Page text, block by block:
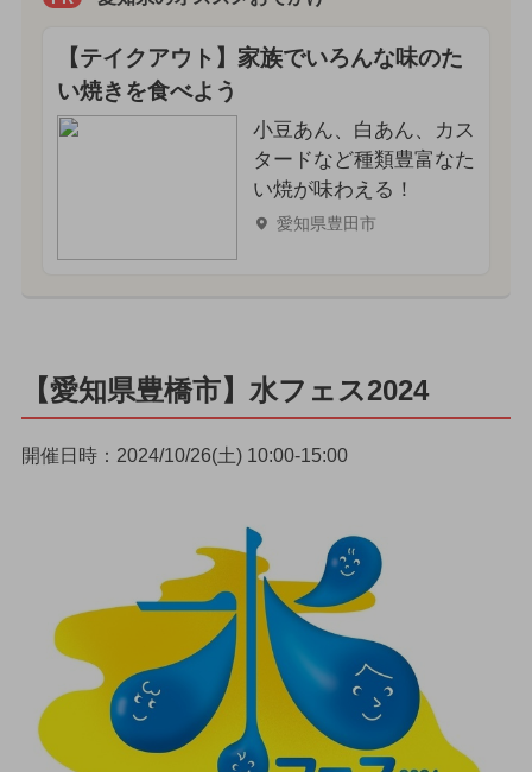
【テイクアウト】家族でいろんな味のた
い焼きを食べよう
小豆あん、白あん、カス
タードなど種類豊富なた
い焼が味わえる！
愛知県豊田市
【愛知県豊橋市】水フェス2024
開催日時：2024/10/26(土) 10:00-15:00